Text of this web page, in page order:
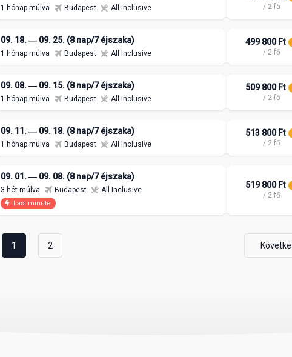
1 hónap múlva Budapest All Inclusive / 2 fő
09. 18. ― 09. 25. (8 nap/7 éjszaka)
1 hónap múlva Budapest All Inclusive
499 800 Ft
/ 2 fő
09. 08. ― 09. 15. (8 nap/7 éjszaka)
1 hónap múlva Budapest All Inclusive
509 800 Ft
/ 2 fő
09. 11. ― 09. 18. (8 nap/7 éjszaka)
1 hónap múlva Budapest All Inclusive
513 800 Ft
/ 2 fő
09. 01. ― 09. 08. (8 nap/7 éjszaka)
3 hét múlva Budapest All Inclusive
Last minute
519 800 Ft
/ 2 fő
1 2